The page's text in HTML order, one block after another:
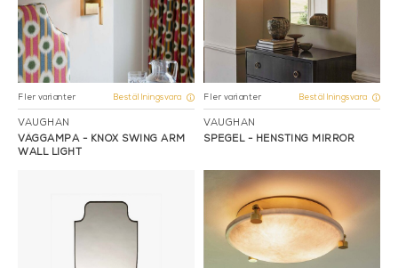
Fler varianter Beställningsvara
VAUGHAN
VÄGGAMPA - KNOX SWING ARM
WALL LIGHT
Fler varianter Beställningsvara
VAUGHAN
SPEGEL - HENSTING MIRROR